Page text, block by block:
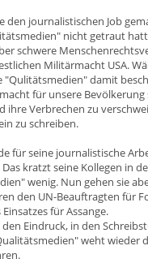
den journalistischen Job
nicht getraut
schwere
Militärmacht USA.
"Qulitätsmedien" damit
für unsere Bevölkerung
ihre Verbrechen zu
zu schreiben.
für seine journalistische
kratzt seine Kollegen in
wenig. Nun gehen sie
den UN-Beauftragten für
für Assange.
Eindruck, in den
weht wieder